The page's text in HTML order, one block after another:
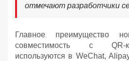
отмечают разработчики
Главное преимущество
совместимость с QR-
используются в WeChat,